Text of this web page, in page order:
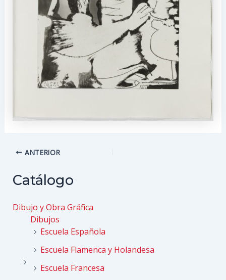
Navegación
entradas
ANTERIOR
Catálogo
Dibujo y Obra Gráfica
Dibujos
Escuela Española
Escuela Flamenca y Holandesa
Escuela Francesa